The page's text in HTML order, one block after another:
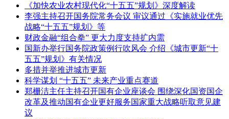
《加快农业农村现代化“十五五”规划》深度解读
李强主持召开国务院常务会议 审议通过《实施就业优先
战略“十五五”规划》等
财政金融“组合拳” 更大力度支持扩内需
国新办举行国务院政策例行吹风会 介绍《城市更新“十
五五”规划》有关情况
多措并举推进城市更新
科学谋划 “十五五” 未来产业重点赛道
郑栅洁主任主持召开国有企业座谈会 围绕深化国资国企
改革及推动国有企业更好服务国家重大战略听取意见建
议